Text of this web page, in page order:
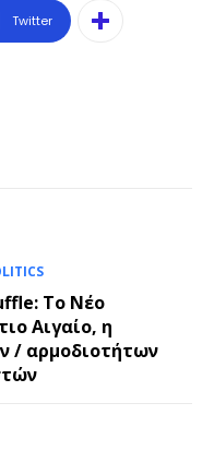
Twitter
Το Νέο
Αιγαίο, η
/ αρμοδιοτήτων